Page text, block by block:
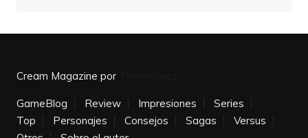
Cream Magazine por
GameBlog Review Impresiones
Series
Top
Personajes Consejos Sagas
Versus